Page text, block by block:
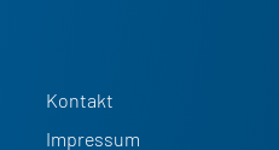
Kontakt
Impressum